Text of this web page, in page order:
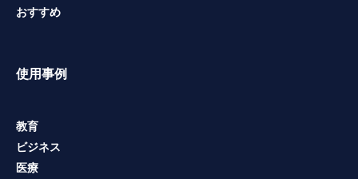
おすすめ
使用事例
教育
ビジネス
医療